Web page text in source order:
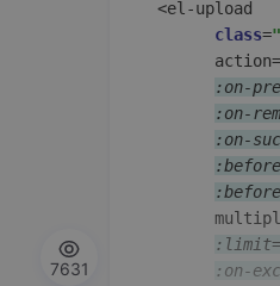
<el-upload
class=
      action=
:on-
:on-
:on-
:limit=
:on-
7631